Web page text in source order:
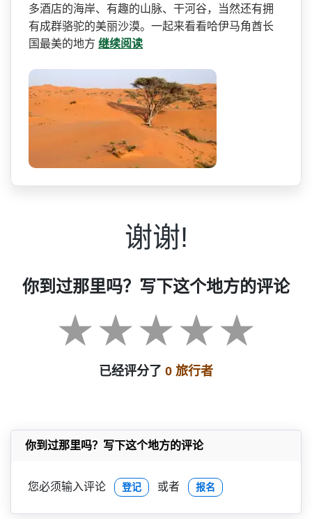
多酒店的海岸、有趣的山脉、干河谷，­当然还有拥
有成群骆驼的美丽沙漠。一起来看看哈伊马­角酋长
国最美的地方 继续阅读
谢谢!
你到过那里吗？写下这个地方的评论
已经评分了 0 旅行者
你到过那里吗？写下这个地方的评论
您必须输入评论 登记 或者 报名